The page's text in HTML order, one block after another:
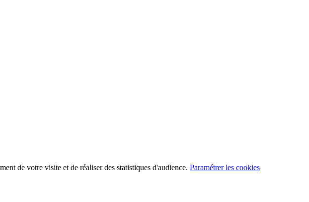
de votre visite et de réaliser des statistiques d'audience. Paramétrer les cookies